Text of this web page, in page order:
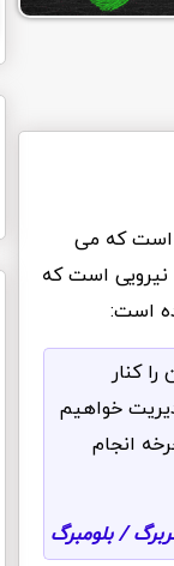
است که می
نیرویی است که
است:
کنار
خواهیم
انجام
/ بلومبرگ